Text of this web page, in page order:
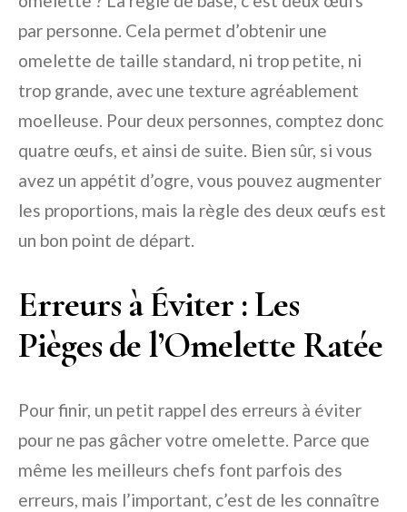
par personne. Cela permet d’obtenir une
omelette de taille standard, ni trop petite, ni
trop grande, avec une texture agréablement
moelleuse. Pour deux personnes, comptez donc
quatre œufs, et ainsi de suite. Bien sûr, si vous
avez un appétit d’ogre, vous pouvez augmenter
les proportions, mais la règle des deux œufs est
un bon point de départ.
Erreurs à Éviter : Les
Pièges de l’Omelette Ratée
Pour finir, un petit rappel des erreurs à éviter
pour ne pas gâcher votre omelette. Parce que
même les meilleurs chefs font parfois des
erreurs, mais l’important, c’est de les connaître